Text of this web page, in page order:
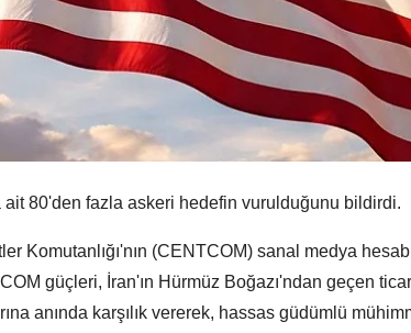
ait 80'den fazla askeri hedefin vurulduğunu bildirdi.
Komutanlığı'nın (CENTCOM) sanal medya
güçleri, İran'ın Hürmüz Boğazı'ndan geçen
anında karşılık vererek, hassas güdümlü